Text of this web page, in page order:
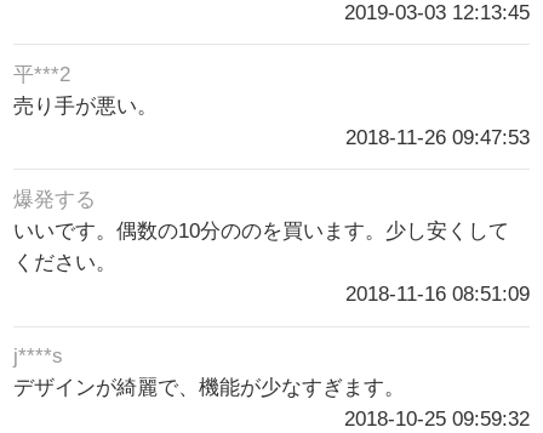
2019-03-03 12:13:45
平***2
売り手が悪い。
2018-11-26 09:47:53
爆発する
いいです。偶数の10分ののを買います。少し安くして
ください。
2018-11-16 08:51:09
j****s
デザインが綺麗で、機能が少なすぎます。
2018-10-25 09:59:32